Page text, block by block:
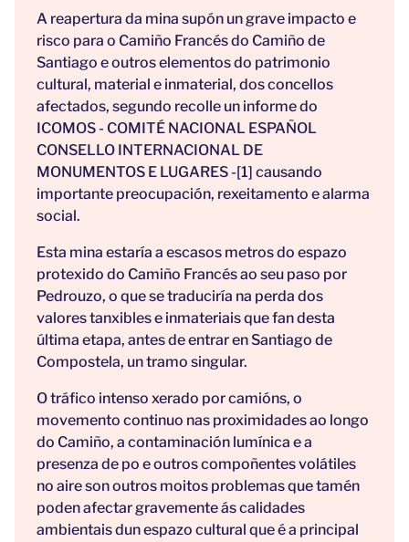
A reapertura da mina supón un grave impacto e
risco para o Camiño Francés do Camiño de
Santiago e outros elementos do patrimonio
cultural, material e inmaterial, dos concellos
afectados, segundo recolle un informe do
ICOMOS - COMITÉ NACIONAL ESPAÑOL
CONSELLO INTERNACIONAL DE
MONUMENTOS E LUGARES -[1] causando
importante preocupación, rexeitamento e alarma
social.
Esta mina estaría a escasos metros do espazo
protexido do Camiño Francés ao seu paso por
Pedrouzo, o que se traduciría na perda dos
valores tanxibles e inmateriais que fan desta
última etapa, antes de entrar en Santiago de
Compostela, un tramo singular.
O tráfico intenso xerado por camións, o
movemento continuo nas proximidades ao longo
do Camiño, a contaminación lumínica e a
presenza de po e outros compoñentes volátiles
no aire son outros moitos problemas que tamén
poden afectar gravemente ás calidades
ambientais dun espazo cultural que é a principal